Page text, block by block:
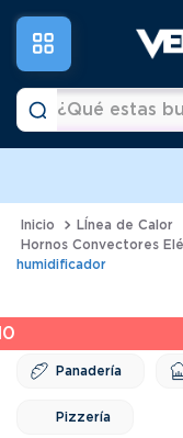
¿Qué estas
LÍnea de Calor
Hornos Convectores
humidificador
Panadería
Pizzería
1.
horno
2.
vitrina
5.
6. freidora